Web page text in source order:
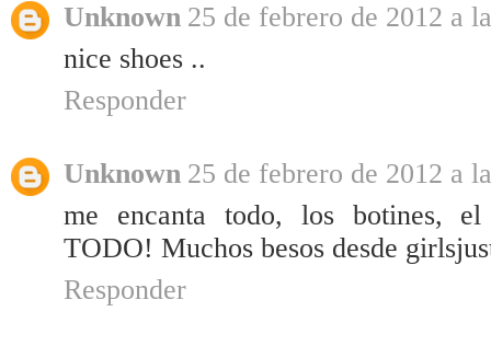
Unknown 25 de febrero de 2012 a
nice shoes ..
Responder
Unknown 25 de febrero de 2012 a
me encanta todo, los botines, el
TODO! Muchos besos desde
Responder